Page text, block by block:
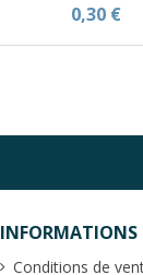
0,30 €
INFORMATIONS
Conditions de